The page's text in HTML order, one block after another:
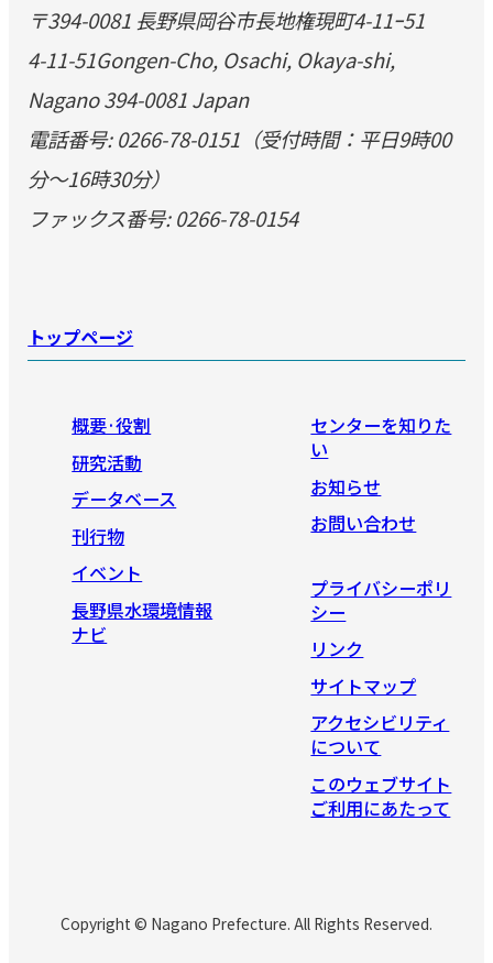
〒394-0081 長野県岡谷市長地権現町4-11ｰ51
4-11-51Gongen-Cho, Osachi, Okaya-shi,
Nagano 394-0081 Japan
電話番号: 0266-78-0151（受付時間：平日9時00
分～16時30分）
ファックス番号: 0266-78-0154
トップページ
概要·役割
研究活動
データベース
刊行物
イベント
長野県水環境情報
ナビ
センターを知りた
い
お知らせ
お問い合わせ
プライバシーポリ
シー
リンク
サイトマップ
アクセシビリティ
について
このウェブサイト
ご利用にあたって
Copyright © Nagano Prefecture. All Rights Reserved.